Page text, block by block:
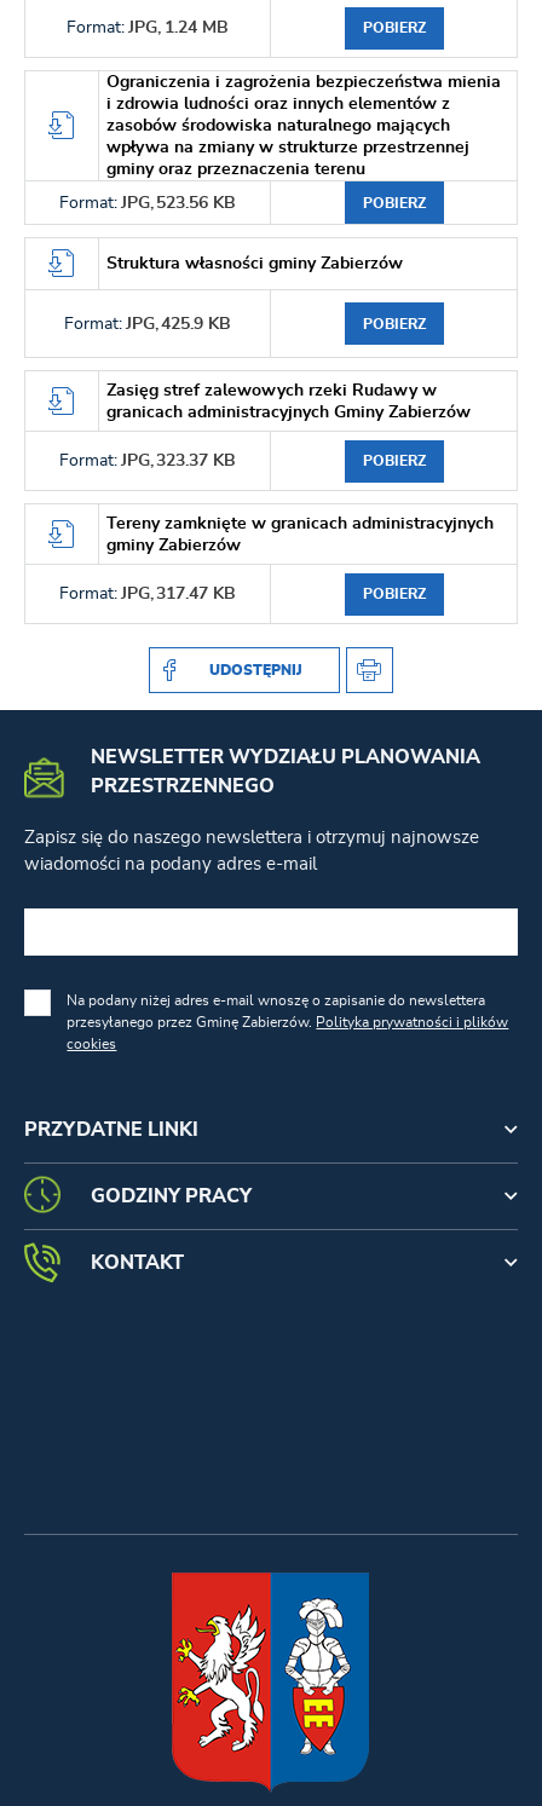
Format: JPG, 1.24 MB POBIERZ
Ograniczenia i zagrożenia bezpieczeństwa mienia
i zdrowia ludności oraz innych elementów z
zasobów środowiska naturalnego mających
wpływa na zmiany w strukturze przestrzennej
gminy oraz przeznaczenia terenu
Format: JPG, 523.56 KB POBIERZ
Struktura własności gminy Zabierzów
Format: JPG, 425.9 KB POBIERZ
Zasięg stref zalewowych rzeki Rudawy w
granicach administracyjnych Gminy Zabierzów
Format: JPG, 323.37 KB POBIERZ
Tereny zamknięte w granicach administracyjnych
gminy Zabierzów
Format: JPG, 317.47 KB POBIERZ
UDOSTĘPNIJ
PRZYDATNE LINKI
NEWSLETTER WYDZIAŁU PLANOWANIA
PRZESTRZENNEGO
Zapisz się do naszego newslettera i otrzymuj najnowsze
wiadomości na podany adres e-mail
Na podany niżej adres e-mail wnoszę o zapisanie do newslettera
przesyłanego przez Gminę Zabierzów. Polityka prywatności i plików
cookies
GODZINY PRACY
KONTAKT